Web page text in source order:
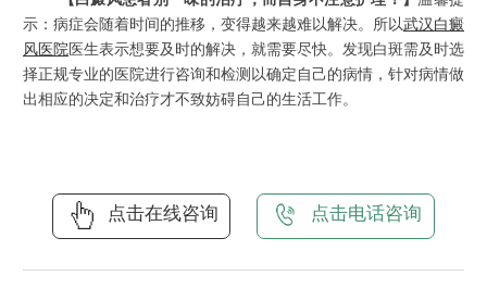
示：病症会随着时间的推移，变得越来越难以解决。所以武汉白癜
风医院 医生表示想要及时的解决，就需要尽快。发现白斑需及时选
择正规专业的医院进行咨询和检测以确定自己的病情，针对病情做
出相应的决定和治疗才不致妨碍自己的生活工作。
点击在线咨询 点击电话咨询